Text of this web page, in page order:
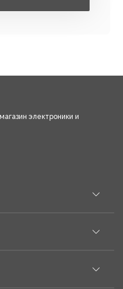
электроники и